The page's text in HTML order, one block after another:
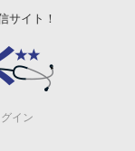
サイト！
グイン